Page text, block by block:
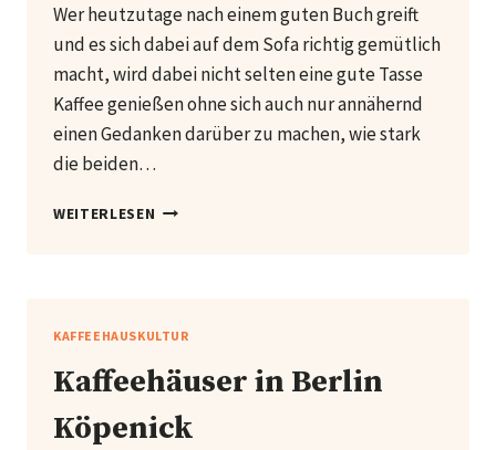
Wer heutzutage nach einem guten Buch greift
und es sich dabei auf dem Sofa richtig gemütlich
macht, wird dabei nicht selten eine gute Tasse
Kaffee genießen ohne sich auch nur annähernd
einen Gedanken darüber zu machen, wie stark
die beiden…
WEITERLESEN KAFFEE,
KAFFEEHAUSKULTUR
Kaffeehäuser in Berlin
Köpenick